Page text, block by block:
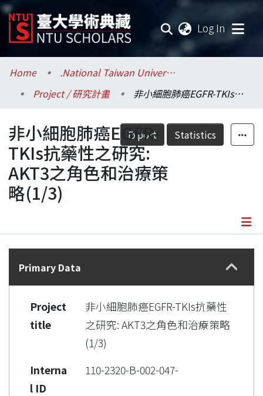
Log In
Communities & Collections
Research Outputs
Fundings & Projects
Researchers
Organizations
Home
.National Taiwan University / 國立臺灣大學
Project / 研究計畫
非小細胞肺癌EGFR-TKIs抗藥性之研究: AKT3之角色和治療策略(1/3)
Export Statistics
非小細胞肺癌EGFR-
TKIs抗藥性之研究:
AKT3之角色和治療策
略(1/3)
Details
Primary Data
Project
title
非小細胞肺癌EGFR-TKIs抗藥性
之研究: AKT3之角色和治療策略
(1/3)
Interna
l ID
110-2320-B-002-047-